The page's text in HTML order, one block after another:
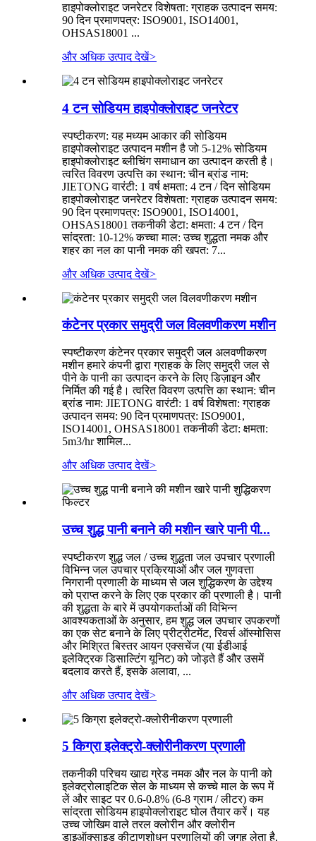
हाइपोक्लोराइट जनरेटर विशेषता: ग्राहक उत्पादन समय:
90 दिन प्रमाणपत्र: ISO9001, ISO14001,
OHSAS18001 ...
और अधिक उत्पाद देखें>
4 टन सोडियम हाइपोक्लोराइट जनरेटर
स्पष्टीकरण: यह मध्यम आकार की सोडियम
हाइपोक्लोराइट उत्पादन मशीन है जो 5-12% सोडियम
हाइपोक्लोराइट ब्लीचिंग समाधान का उत्पादन करती है।
त्वरित विवरण उत्पत्ति का स्थान: चीन ब्रांड नाम:
JIETONG वारंटी: 1 वर्ष क्षमता: 4 टन / दिन सोडियम
हाइपोक्लोराइट जनरेटर विशेषता: ग्राहक उत्पादन समय:
90 दिन प्रमाणपत्र: ISO9001, ISO14001,
OHSAS18001 तकनीकी डेटा: क्षमता: 4 टन / दिन
सांद्रता: 10-12% कच्चा माल: उच्च शुद्धता नमक और
शहर का नल का पानी नमक की खपत: 7...
और अधिक उत्पाद देखें>
कंटेनर प्रकार समुद्री जल विलवणीकरण मशीन
स्पष्टीकरण कंटेनर प्रकार समुद्री जल अलवणीकरण
मशीन हमारे कंपनी द्वारा ग्राहक के लिए समुद्री जल से
पीने के पानी का उत्पादन करने के लिए डिज़ाइन और
निर्मित की गई है। त्वरित विवरण उत्पत्ति का स्थान: चीन
ब्रांड नाम: JIETONG वारंटी: 1 वर्ष विशेषता: ग्राहक
उत्पादन समय: 90 दिन प्रमाणपत्र: ISO9001,
ISO14001, OHSAS18001 तकनीकी डेटा: क्षमता:
5m3/hr शामिल...
और अधिक उत्पाद देखें>
उच्च शुद्ध पानी बनाने की मशीन खारे पानी पी...
स्पष्टीकरण शुद्ध जल / उच्च शुद्धता जल उपचार प्रणाली
विभिन्न जल उपचार प्रक्रियाओं और जल गुणवत्ता
निगरानी प्रणाली के माध्यम से जल शुद्धिकरण के उद्देश्य
को प्राप्त करने के लिए एक प्रकार की प्रणाली है। पानी
की शुद्धता के बारे में उपयोगकर्ताओं की विभिन्न
आवश्यकताओं के अनुसार, हम शुद्ध जल उपचार उपकरणों
का एक सेट बनाने के लिए प्रीट्रीटमेंट, रिवर्स ऑस्मोसिस
और मिश्रित बिस्तर आयन एक्सचेंज (या ईडीआई
इलेक्ट्रिक डिसाल्टिंग यूनिट) को जोड़ते हैं और उसमें
बदलाव करते हैं, इसके अलावा, ...
और अधिक उत्पाद देखें>
5 किग्रा इलेक्ट्रो-क्लोरीनीकरण प्रणाली
तकनीकी परिचय खाद्य ग्रेड नमक और नल के पानी को
इलेक्ट्रोलाइटिक सेल के माध्यम से कच्चे माल के रूप में
लें और साइट पर 0.6-0.8% (6-8 ग्राम / लीटर) कम
सांद्रता सोडियम हाइपोक्लोराइट घोल तैयार करें। यह
उच्च जोखिम वाले तरल क्लोरीन और क्लोरीन
डाइऑक्साइड कीटाणुशोधन प्रणालियों की जगह लेता है,